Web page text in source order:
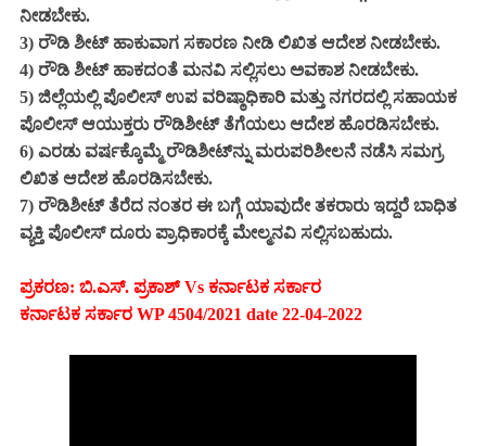
ನೀಡಬೇಕು.
3) ರೌಡಿ ಶೀಟ್ ಹಾಕುವಾಗ ಸಕಾರಣ ನೀಡಿ ಲಿಖಿತ ಆದೇಶ ನೀಡಬೇಕು.
4) ರೌಡಿ ಶೀಟ್ ಹಾಕದಂತೆ ಮನವಿ ಸಲ್ಲಿಸಲು ಅವಕಾಶ ನೀಡಬೇಕು.
5) ಜಿಲ್ಲೆಯಲ್ಲಿ ಪೊಲೀಸ್ ಉಪ ವರಿಷ್ಠಾಧಿಕಾರಿ ಮತ್ತು ನಗರದಲ್ಲಿ ಸಹಾಯಕ
ಪೊಲೀಸ್ ಆಯುಕ್ತರು ರೌಡಿಶೀಟ್‌ ತೆಗೆಯಲು ಆದೇಶ ಹೊರಡಿಸಬೇಕು.
6) ಎರಡು ವರ್ಷಕ್ಕೊಮ್ಮೆ ರೌಡಿಶೀಟ್‌ನ್ನು ಮರುಪರಿಶೀಲನೆ ನಡೆಸಿ ಸಮಗ್ರ
ಲಿಖಿತ ಆದೇಶ ಹೊರಡಿಸಬೇಕು.
7) ರೌಡಿಶೀಟ್ ತೆರೆದ ನಂತರ ಈ ಬಗ್ಗೆ ಯಾವುದೇ ತಕರಾರು ಇದ್ದರೆ ಬಾಧಿತ
ವ್ಯಕ್ತಿ ಪೊಲೀಸ್‌ ದೂರು ಪ್ರಾಧಿಕಾರಕ್ಕೆ ಮೇಲ್ಮನವಿ ಸಲ್ಲಿಸಬಹುದು.
ಪ್ರಕರಣ: ಬಿ.ಎಸ್. ಪ್ರಕಾಶ್ Vs ಕರ್ನಾಟಕ ಸರ್ಕಾರ
ಕರ್ನಾಟಕ ಸರ್ಕಾರ WP 4504/2021 date 22-04-2022